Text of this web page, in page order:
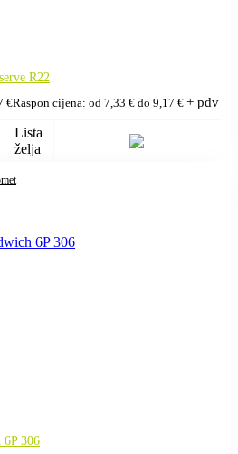
R22
€Raspon cijena: od 7,33 € do 9,17 € + pdv
Lista
želja
6P 306